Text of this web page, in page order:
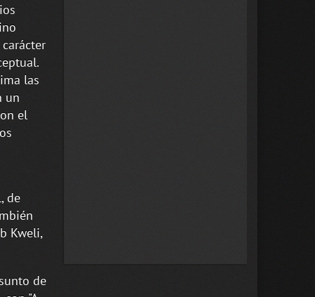
las
un
el
de
Kweli,
de